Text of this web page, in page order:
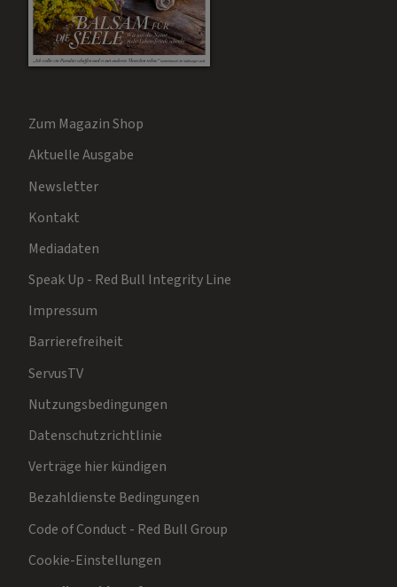
Zum Magazin Shop
Aktuelle Ausgabe
Newsletter
Kontakt
Mediadaten
Speak Up - Red Bull Integrity Line
Impressum
Barrierefreiheit
ServusTV
Nutzungsbedingungen
Datenschutzrichtlinie
Verträge hier kündigen
Bezahldienste Bedingungen
Code of Conduct - Red Bull Group
Cookie-Einstellungen